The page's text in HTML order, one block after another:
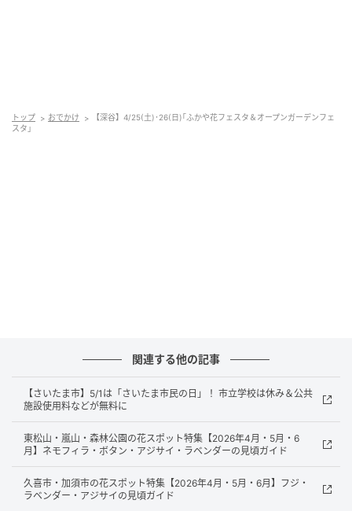
トップ おでかけ
【深谷】4/25(土)･26(日)｢ふかや花フェスタ＆オープンガーデンフェ
スタ｣
関連する他の記事
【さいたま市】5/1は「さいたま市民の日」！ 市立学校は休み＆公共
施設使用料などが無料に
東松山・嵐山・森林公園の花スポット特集【2026年4月・5月・6
月】ネモフィラ・ボタン・アジサイ・ラベンダーの見頃ガイド
久喜市・加須市の花スポット特集【2026年4月・5月・6月】フジ・
ラベンダー・アジサイの見頃ガイド